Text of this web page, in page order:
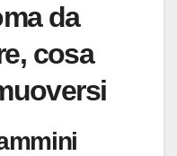
da
cosa